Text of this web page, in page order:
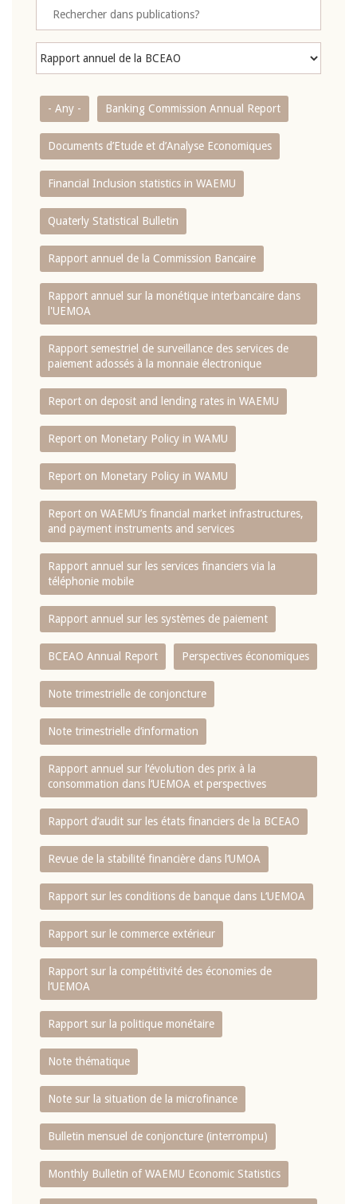
- Any - Banking Commission Annual Report
Documents d’Etude et d’Analyse Economiques
Financial Inclusion statistics in WAEMU
Quaterly Statistical Bulletin
Rapport annuel de la Commission Bancaire
Rapport annuel sur la monétique interbancaire dans
l'UEMOA
Rapport semestriel de surveillance des services de
paiement adossés à la monnaie électronique
Report on deposit and lending rates in WAEMU
Report on Monetary Policy in WAMU
Report on Monetary Policy in WAMU
Report on WAEMU’s financial market infrastructures,
and payment instruments and services
Rapport annuel sur les services financiers via la
téléphonie mobile
Rapport annuel sur les systèmes de paiement
BCEAO Annual Report Perspectives économiques
Note trimestrielle de conjoncture
Note trimestrielle d‘information
Rapport annuel sur l‘évolution des prix à la
consommation dans l‘UEMOA et perspectives
Rapport d‘audit sur les états financiers de la BCEAO
Revue de la stabilité financière dans l‘UMOA
Rapport sur les conditions de banque dans L‘UEMOA
Rapport sur le commerce extérieur
Rapport sur la compétitivité des économies de
l‘UEMOA
Rapport sur la politique monétaire
Note thématique
Note sur la situation de la microfinance
Bulletin mensuel de conjoncture (interrompu)
Monthly Bulletin of WAEMU Economic Statistics